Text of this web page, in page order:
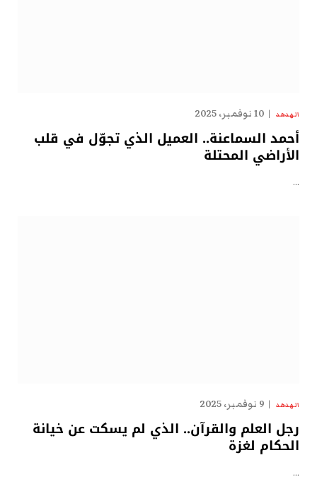
الهدهد 10 نوفمبر، 2025
أحمد السماعنة.. العميل الذي تجوّل في قلب
الأراضي المحتلة
…
الهدهد 9 نوفمبر، 2025
رجل العلم والقرآن.. الذي لم يسكت عن خيانة
الحكام لغزة
…